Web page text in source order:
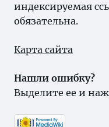
индексируемая
обязательна.
Карта сайта
Нашли ошибку?
Выделите ее и